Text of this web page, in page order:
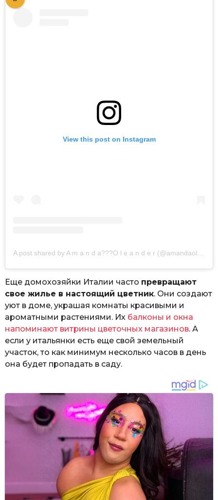
View this post on Instagram
Еще домохозяйки Италии часто превращают
свое жилье в настоящий цветник. Они создают
уют в доме, украшая комнаты красивыми и
ароматными растениями. Их балконы и окна
напоминают витрины цветочных магазинов. А
если у итальянки есть еще свой земельный
участок, то как минимум несколько часов в день
она будет пропадать в саду.